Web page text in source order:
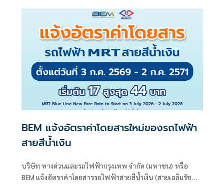
คณะวิศวกรรม
BEM แจ้งอัตราค่าโดยสารใหม่ของรถไฟฟ้า
สายสีน้ำเงิน
บริษัท ทางด่วนและรถไฟฟ้ากรุงเทพ จำกัด (มหาชน) หรือ
BEM แจ้งอัตราค่าโดยสารรถไฟฟ้าสายสีน้ำเงิน (สายเฉลิมรัช